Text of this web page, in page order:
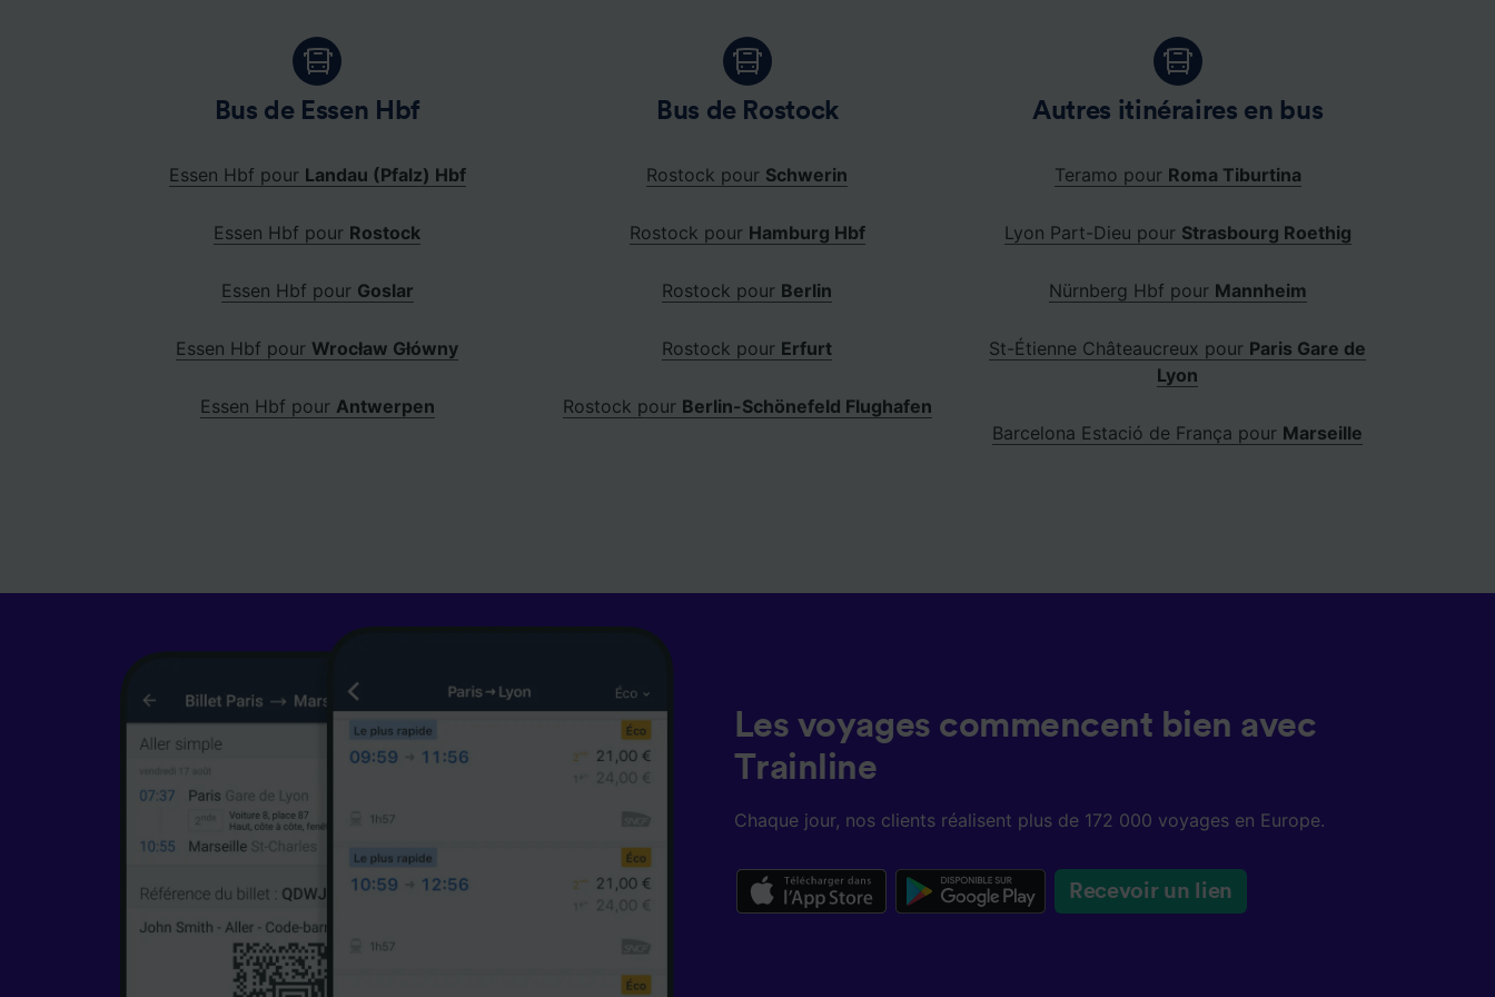
Bus de Essen Hbf
Essen Hbf pour Landau (Pfalz) Hbf
Essen Hbf pour Rostock
Essen Hbf pour Goslar
Essen Hbf pour Wrocław Główny
Essen Hbf pour Antwerpen
Bus de Rostock
Rostock pour Schwerin
Rostock pour Hamburg Hbf
Rostock pour Berlin
Rostock pour Erfurt
Rostock pour Berlin-Schönefeld Flughafen
Autres itinéraires en bus
Teramo pour Roma Tiburtina
Lyon Part-Dieu pour Strasbourg Roethig
Nürnberg Hbf pour Mannheim
St-Étienne Châteaucreux pour Paris Gare de
Lyon
Barcelona Estació de França pour Marseille
Les voyages commencent bien avec
Trainline
Chaque jour, nos clients réalisent plus de 172 000 voyages en Europe.
Recevoir un lien